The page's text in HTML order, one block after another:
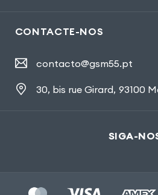
CONTACTE-NOS
contacto@gsm55.pt
30, bis rue Girard, 93100
SIGA-